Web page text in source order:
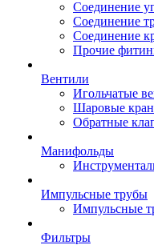
Соединение
Соединение
Соединение
Прочие
Вентили
Игольчатые
Шаровые
Обратные
Манифольды
Импульсные трубы
Импульсные
Фильтры